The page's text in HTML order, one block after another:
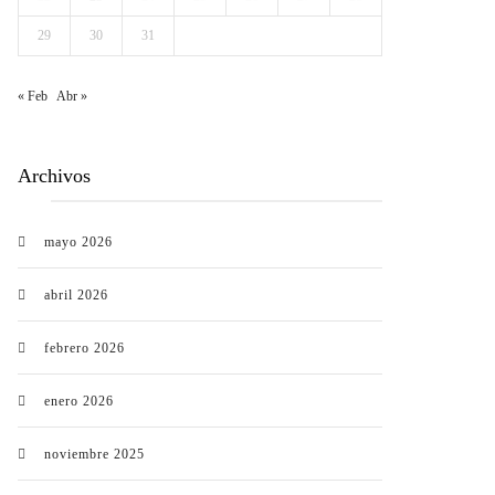
29 30 31
« Feb Abr »
Archivos
mayo 2026
abril 2026
febrero 2026
enero 2026
noviembre 2025